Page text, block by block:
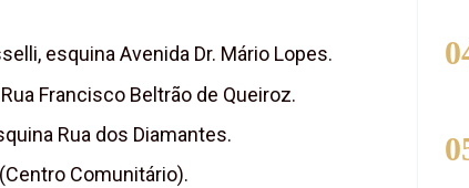
esquina Avenida Dr. Mário Lopes.
Francisco Beltrão de Queiroz.
Rua dos Diamantes.
Comunitário).